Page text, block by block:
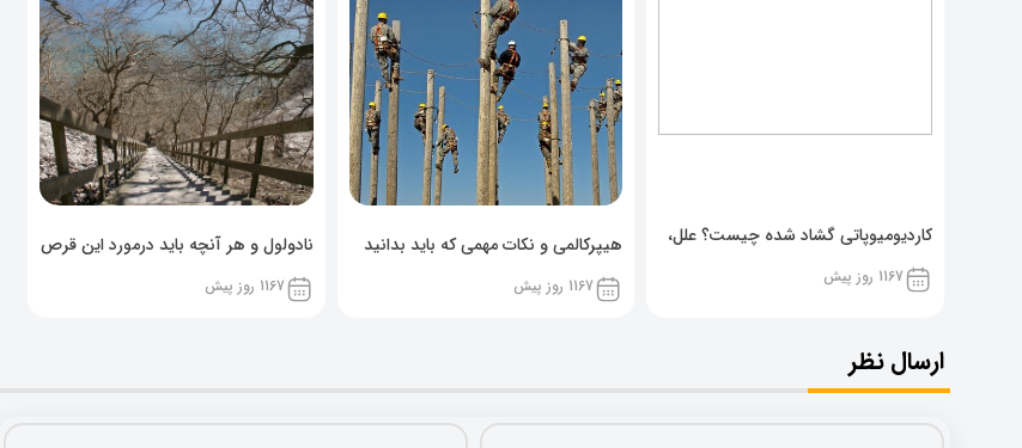
کاردیومیوپاتی گشاد شده چیست؟ علل،
پیشگیری و نشانه ها
1167 روز پیش
هیپرکالمی و نکات مهمی که باید بدانید
1167 روز پیش
نادولول و هر آنچه باید درمورد این قرص
خوراکی بدانید!
1167 روز پیش
ارسال نظر